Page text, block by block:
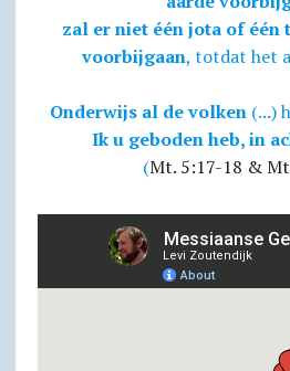
zal er niet één jota of één
voorbijgaan, totdat het
Onderwijs al de volken(...)
Ik u geboden heb, in
(Mt. 5:17-18 &